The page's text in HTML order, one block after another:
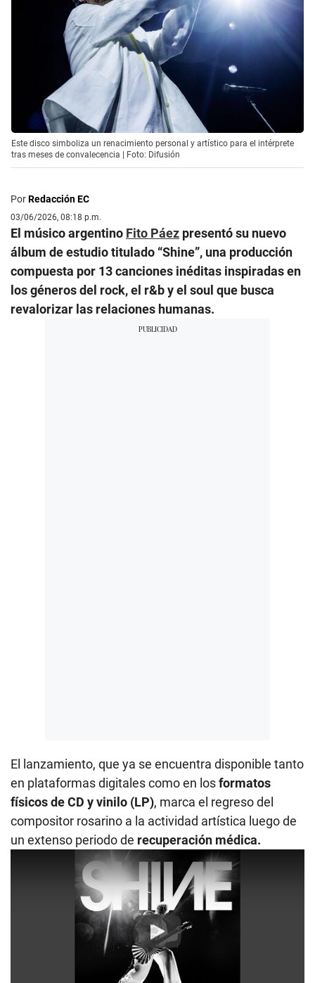
Este disco simboliza un renacimiento personal y artístico para el intérprete
tras meses de convalecencia | Foto: Difusión
PorRedacción EC
03/06/2026, 08:18 p.m.
El músico argentino Fito Páez presentó su nuevo
álbum de estudio titulado “Shine”, una producción
compuesta por 13 canciones inéditas inspiradas en
los géneros del rock, el r&b y el soul que busca
revalorizar las relaciones humanas.
El lanzamiento, que ya se encuentra disponible tanto
en plataformas digitales como en losformatos
físicos de CD y vinilo (LP), marca el regreso del
compositor rosarino a la actividad artística luego de
un extenso periodo de recuperación médica.
Play